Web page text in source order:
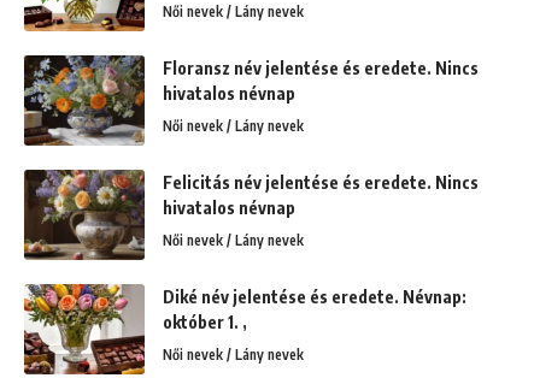
Női nevek / Lány nevek
Floransz név jelentése és eredete. Nincs
hivatalos névnap
Női nevek / Lány nevek
Felicitás név jelentése és eredete. Nincs
hivatalos névnap
Női nevek / Lány nevek
Diké név jelentése és eredete. Névnap:
október 1. ,
Női nevek / Lány nevek